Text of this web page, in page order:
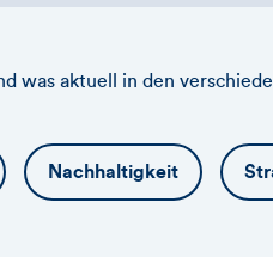
was aktuell in den
Nachhaltigkeit